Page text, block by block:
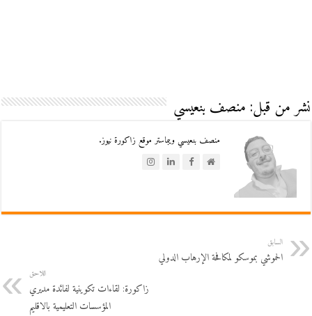
نشر من قبل: منصف بنعيسي
منصف بنعيسي ويبماستر موقع زاكورة نيوز.
السابق
الحموشي بموسكو لمكافحة الإرهاب الدولي
اللاحق
زاكورة: لقاءات تكوينية لفائدة مديري
المؤسسات التعليمية بالاقليم